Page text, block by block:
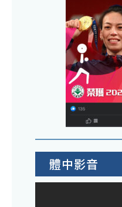
體中影音